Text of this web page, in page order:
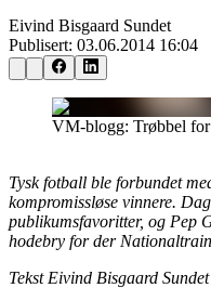
Eivind Bisgaard Sundet
Publisert: 03.06.2014 16:04
VM-blogg: Trøbbel for
Tysk fotball ble forbundet
kompromissløse vinnere.
publikumsfavoritter, og Pep
hodebry for der
Tekst Eivind Bisgaard Sundet